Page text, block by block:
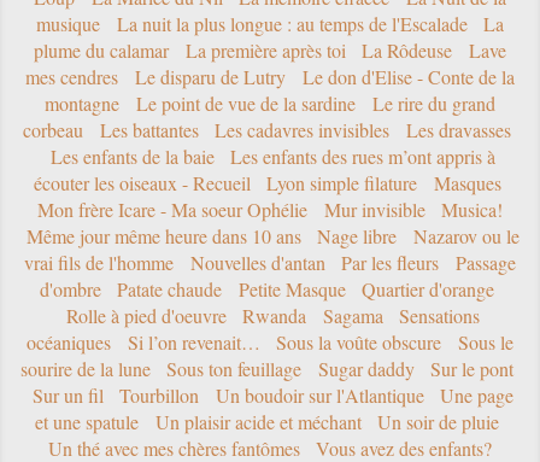
musique
La nuit la plus longue : au temps de l'Escalade
La
plume du calamar
La première après toi La Rôdeuse
Lave
mes cendres
Le disparu de Lutry
Le don d'Elise - Conte de la
montagne
Le point de vue de la sardine
Le rire du grand
corbeau
Les battantes Les cadavres invisibles
Les dravasses
Les enfants de la baie
Les enfants des rues m’ont appris à
écouter les oiseaux - Recueil
Lyon simple filature
Masques
Mon frère Icare - Ma soeur Ophélie
Mur invisible
Musica!
Même jour même heure dans 10 ans
Nage libre
Nazarov ou le
vrai fils de l'homme
Nouvelles d'antan Par les fleurs
Passage
d'ombre
Patate chaude Petite Masque
Quartier d'orange
Rolle à pied d'oeuvre
Rwanda Sagama
Sensations
océaniques
Si l’on revenait… Sous la voûte obscure
Sous le
sourire de la lune
Sous ton feuillage Sugar daddy
Sur le pont
Sur un fil
Tourbillon Un boudoir sur l'Atlantique
Une page
et une spatule
Un plaisir acide et méchant
Un soir de pluie
Un thé avec mes chères fantômes
Vous avez des enfants?